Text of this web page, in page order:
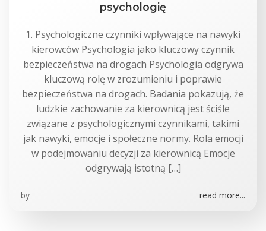
psychologię
1. Psychologiczne czynniki wpływające na nawyki
kierowców Psychologia jako kluczowy czynnik
bezpieczeństwa na drogach Psychologia odgrywa
kluczową rolę w zrozumieniu i poprawie
bezpieczeństwa na drogach. Badania pokazują, że
ludzkie zachowanie za kierownicą jest ściśle
związane z psychologicznymi czynnikami, takimi
jak nawyki, emocje i społeczne normy. Rola emocji
w podejmowaniu decyzji za kierownicą Emocje
odgrywają istotną […]
by read more...